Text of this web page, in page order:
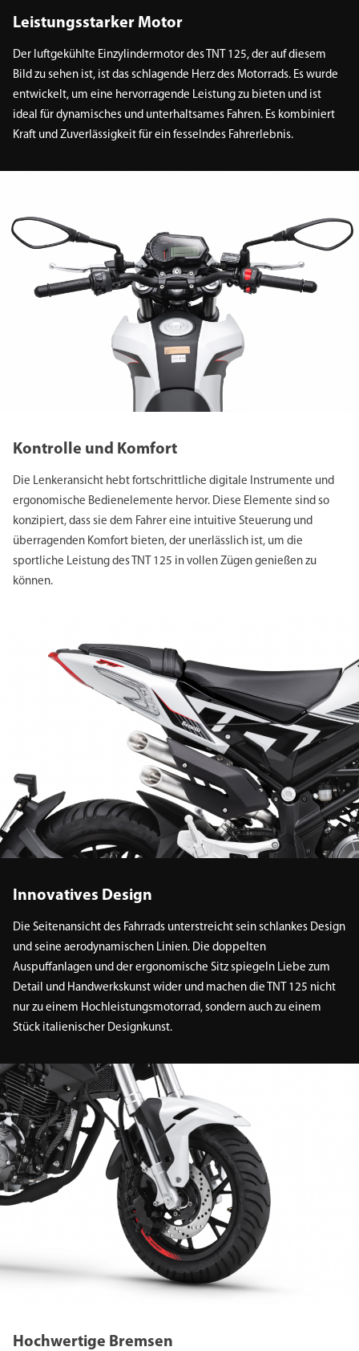
Leistungsstarker Motor
Der luftgekühlte Einzylindermotor des TNT 125, der auf diesem
Bild zu sehen ist, ist das schlagende Herz des Motorrads. Es wurde
entwickelt, um eine hervorragende Leistung zu bieten und ist
ideal für dynamisches und unterhaltsames Fahren. Es kombiniert
Kraft und Zuverlässigkeit für ein fesselndes Fahrerlebnis.
Kontrolle und Komfort
Die Lenkeransicht hebt fortschrittliche digitale Instrumente und
ergonomische Bedienelemente hervor. Diese Elemente sind so
konzipiert, dass sie dem Fahrer eine intuitive Steuerung und
überragenden Komfort bieten, der unerlässlich ist, um die
sportliche Leistung des TNT 125 in vollen Zügen genießen zu
können.
Innovatives Design
Die Seitenansicht des Fahrrads unterstreicht sein schlankes Design
und seine aerodynamischen Linien. Die doppelten
Auspuffanlagen und der ergonomische Sitz spiegeln Liebe zum
Detail und Handwerkskunst wider und machen die TNT 125 nicht
nur zu einem Hochleistungsmotorrad, sondern auch zu einem
Stück italienischer Designkunst.
Hochwertige Bremsen